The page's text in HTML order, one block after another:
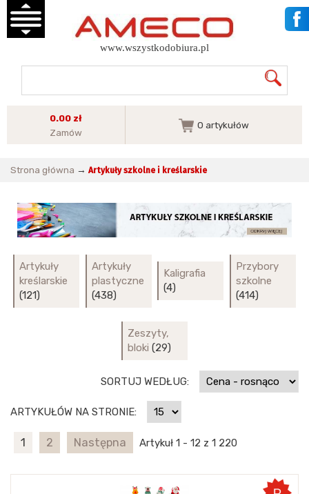
www.wszystkodobiura.pl
0.00 zł
Zamów
0 artykułów
Strona główna → Artykuły szkolne i kreślarskie
Artykuły
kreślarskie
(121)
Artykuły
plastyczne
(438)
Kaligrafia
(4)
Przybory
szkolne
(414)
Zeszyty,
bloki (29)
SORTUJ WEDŁUG:
ARTYKUŁÓW NA STRONIE:
1 2 Następna Artykuł 1 - 12 z 1 220